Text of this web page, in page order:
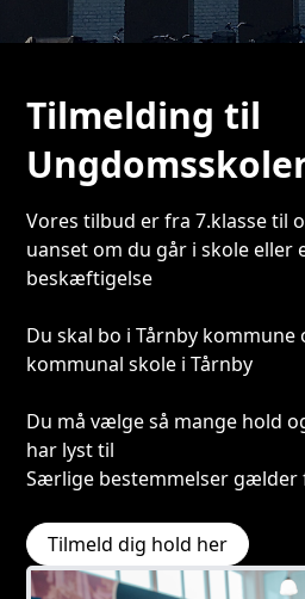
Tilmelding til
Vores tilbud er fra 7.klasse til
uanset om du går i skole eller
beskæftigelse
Du skal bo i Tårnby kommune
kommunal skole i Tårnby
Du må vælge så mange hold
har lyst til
Særlige bestemmelser
Tilmeld dig hold her